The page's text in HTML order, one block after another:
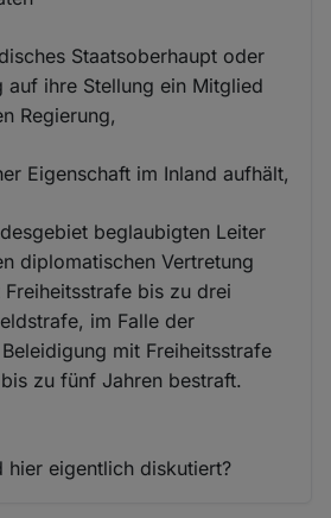
Staatsoberhaupt oder
auf ihre Stellung ein Mitglied
Regierung,
Eigenschaft im Inland aufhält,
beglaubigten Leiter
diplomatischen Vertretung
bis zu drei
im Falle der
mit Freiheitsstrafe
zu fünf Jahren bestraft.
hier eigentlich diskutiert?